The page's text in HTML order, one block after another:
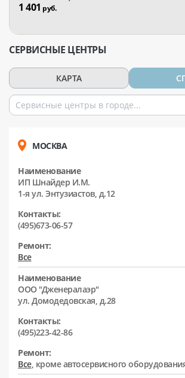
1 401 руб.
СЕРВИСНЫЕ ЦЕНТРЫ
КАРТА
МОСКВА
Наименование
ИП Шнайдер И.М.
1-я ул. Энтузиастов, д.12
Контакты:
(495)673-06-57
Ремонт:
Все
Наименование
ООО "Дженералаэр"
ул. Домодедовская, д.28
Контакты:
(495)223-42-86
Ремонт:
Все, кроме автосервисного